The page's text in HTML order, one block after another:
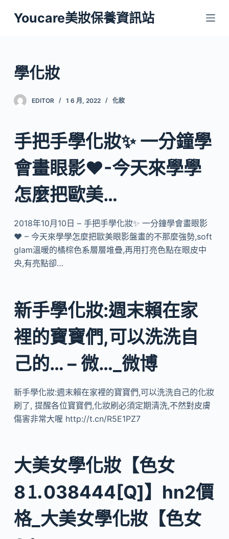
跳
至
內
容
Youcare美妝保養資訊站
學化妝
EDITOR 1 6 月, 2022 化妝
手把手學化妝✨ 一分鐘學
會畫眼影❤-今天來學學
怎麼把歐美…
2018年10月10日 – 手把手學化妝✨ 一分鐘學會畫眼影
❤ – 今天來學學怎麼把歐美眼影盤畫的不那麼強勢,soft
glam溫暖的橘棕色系層層堆疊,再用打亮色點在眼皮中
央,有亮點卻…
新手學化妝:週末賴在家
裡的寶寶們,可以洗洗自
己的… – 微…_微博
新手學化妝:週末賴在家裡的寶寶們,可以洗洗自己的化妝
刷了, 提醒各位寶寶們,化妝刷必須定期清洗,不然對皮膚
傷害非常大喔 http://t.cn/R5E1PZ7 ​
大美女學化妝【色女
8⒈038444[Q]】hn2價
格_大美女學化妝【色女